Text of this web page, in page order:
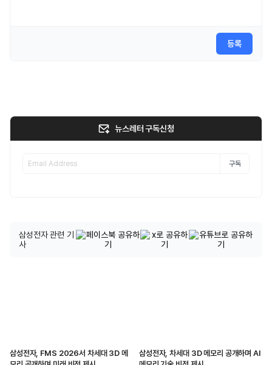
등록
뉴스레터 구독신청
구독
삼성전자 관련 기
사
삼성전자, FMS 2026서 차세대 3D 메
삼성전자, 차세대 3D 메모리 공개하며 AI